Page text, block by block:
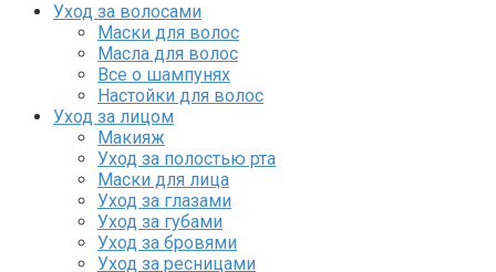
Уход за волосами
Маски для волос
Масла для волос
Все о шампунях
Настойки для волос
Уход за лицом
Макияж
Уход за полостью рта
Маски для лица
Уход за глазами
Уход за губами
Уход за бровями
Уход за ресницами